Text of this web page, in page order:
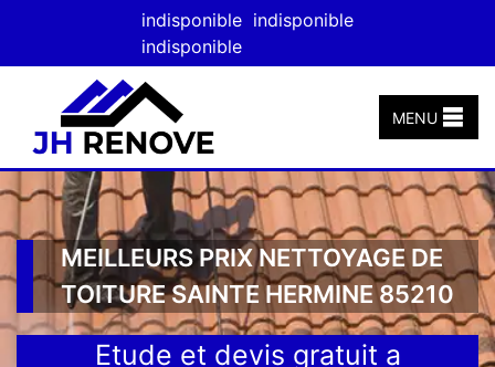
indisponible indisponible
indisponible
MENU
MEILLEURS PRIX NETTOYAGE DE
TOITURE SAINTE HERMINE 85210
Etude et devis gratuit a